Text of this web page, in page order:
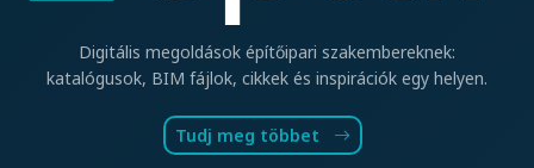
Digitális megoldások építőipari szakembereknek:
katalógusok, BIM fájlok, cikkek és inspirációk egy helyen.
Tudj meg többet